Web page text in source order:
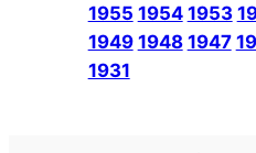
1955 1954 1953
1949 1948 1947
1931